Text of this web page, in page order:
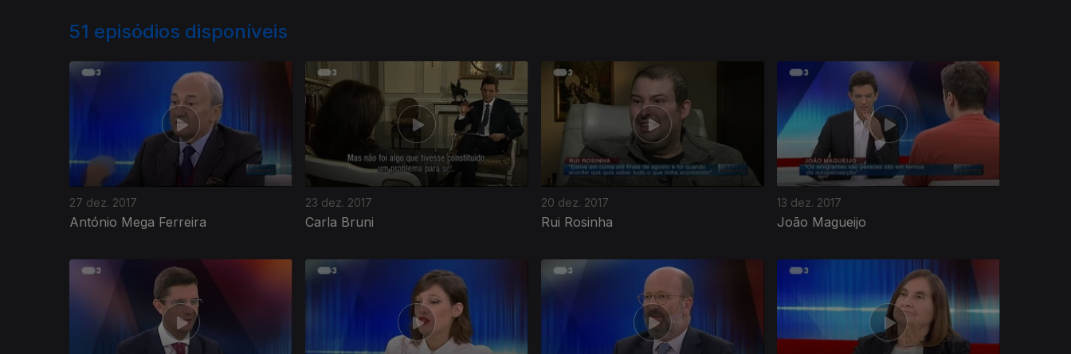
51 episódios disponíveis
27 dez. 2017
António Mega Ferreira
23 dez. 2017
Carla Bruni
20 dez. 2017
Rui Rosinha
13 dez. 2017
João Magueijo